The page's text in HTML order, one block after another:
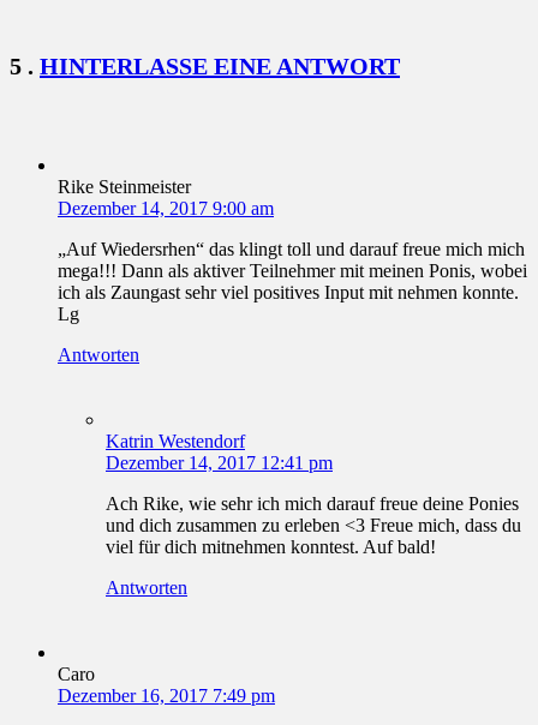
5 KOMMENTARE
. HINTERLASSE EINE ANTWORT
Rike Steinmeister
Dezember 14, 2017 9:00 am
„Auf Wiedersrhen“ das klingt toll und darauf freue mich mich
mega!!! Dann als aktiver Teilnehmer mit meinen Ponis, wobei
ich als Zaungast sehr viel positives Input mit nehmen konnte.
Lg
Antworten
Katrin Westendorf
Dezember 14, 2017 12:41 pm
Ach Rike, wie sehr ich mich darauf freue deine Ponies
und dich zusammen zu erleben <3 Freue mich, dass du
viel für dich mitnehmen konntest. Auf bald!
Antworten
Caro
Dezember 16, 2017 7:49 pm